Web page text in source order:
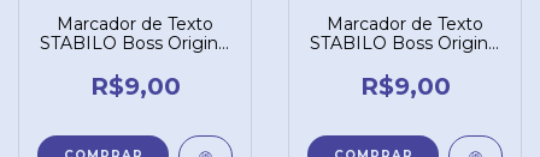
Marcador de Texto
STABILO Boss Original
R$9,00
Marcador de Texto
STABILO Boss Original
R$9,00